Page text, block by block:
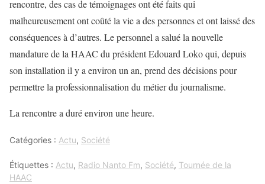
rencontre, des cas de témoignages ont été faits qui
malheureusement ont coûté la vie a des personnes et ont laissé des
conséquences à d’autres. Le personnel a salué la nouvelle
mandature de la HAAC du président Edouard Loko qui, depuis
son installation il y a environ un an, prend des décisions pour
permettre la professionnalisation du métier du journalisme.
La rencontre a duré environ une heure.
Catégories : Actu, Société
Étiquettes : Actu, Radio Nanto Fm, Société, Tournée de la
HAAC